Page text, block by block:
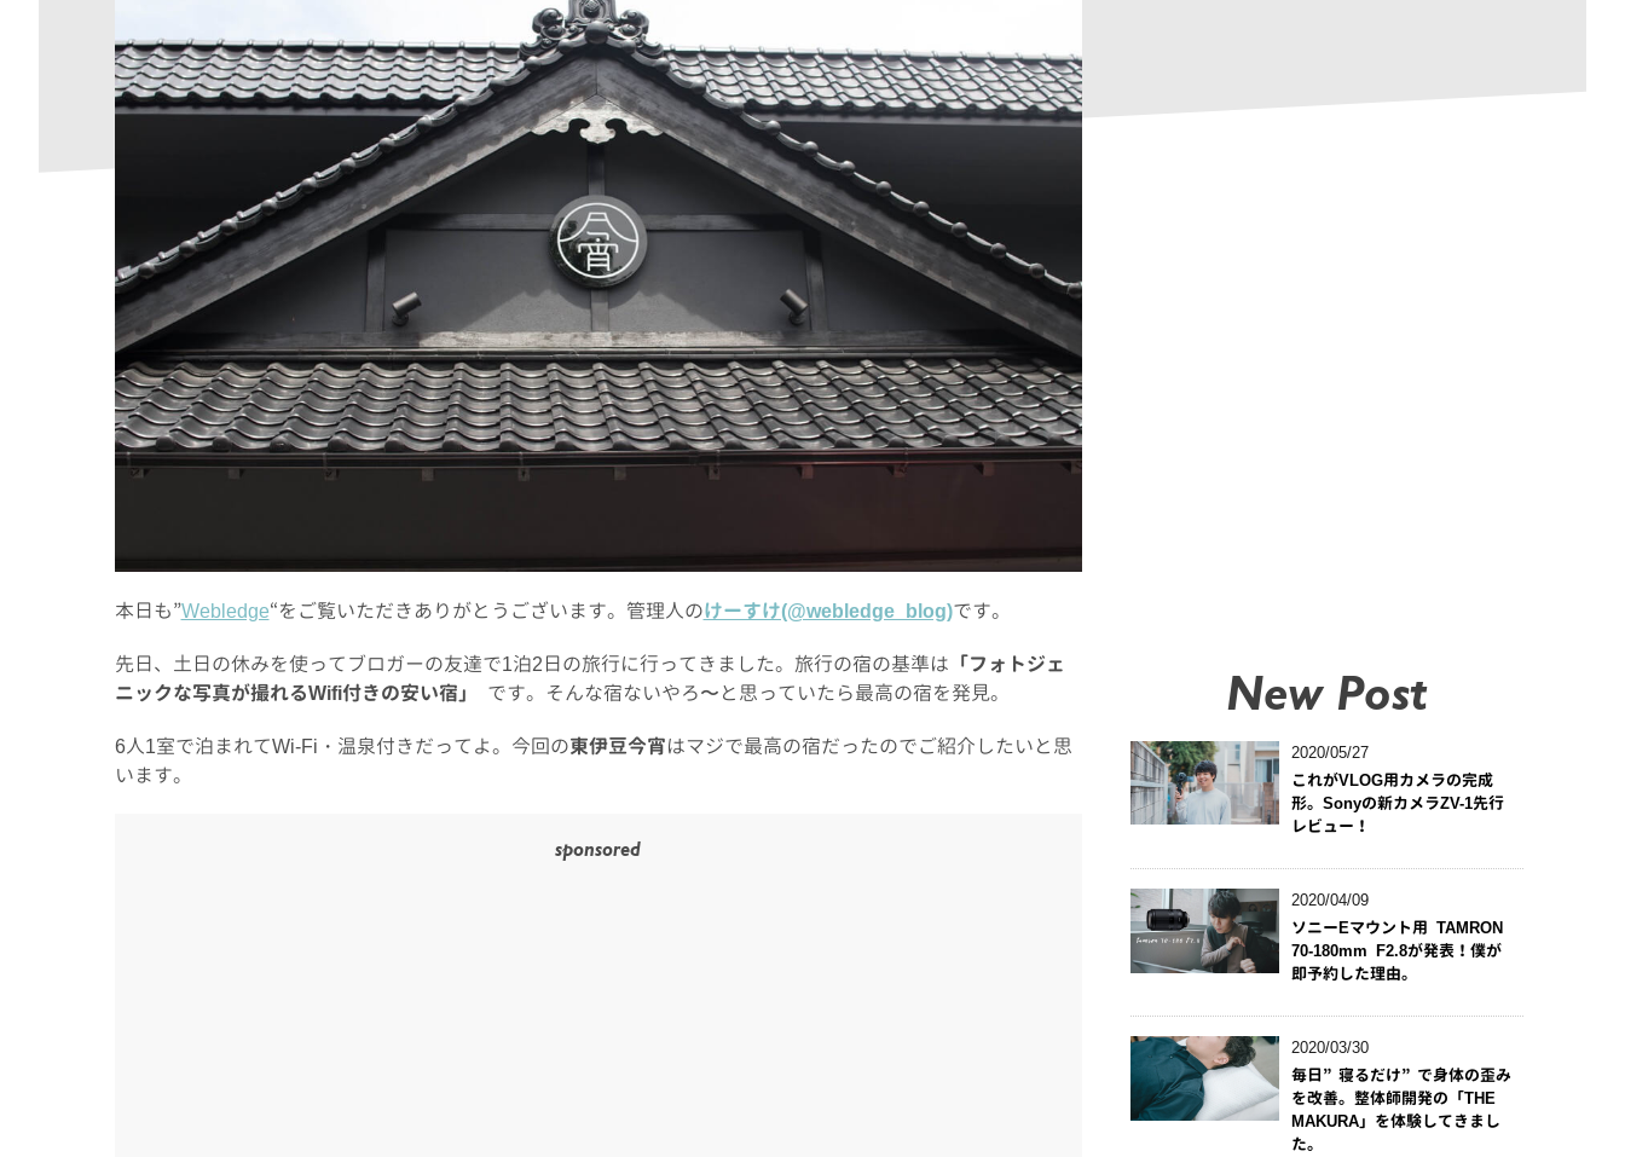
本日も”Webledge“をご覧いただきありがとうございます。管理人のけーすけ(@webledge_blog)です。
先日、土日の休みを使ってブロガーの友達で1泊2日の旅行に行ってきました。旅行の宿の基準は 「フォトジェ
ニックな写真が撮れるWifi付きの安い宿」 です。そんな宿ないやろ〜と思っていたら最高の宿を発見。
6人1室で泊まれてWi-Fi・温泉付きだってよ。今回の東伊豆今宵はマジで最高の宿だったのでご紹介したいと思
います。
sponsored
New Post
2020/05/27
これがVLOG用カメラの完成
形。Sonyの新カメラZV-1先行
レビュー！
2020/04/09
ソニーEマウント用 TAMRON
70-180mm F2.8が発表！僕が
即予約した理由。
2020/03/30
毎日”寝るだけ”で身体の歪み
を改善。整体師開発の「THE
MAKURA」を体験してきまし
た。